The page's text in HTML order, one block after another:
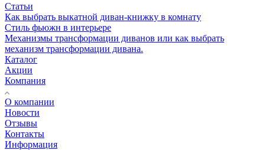
Статьи
Как выбрать выкатной диван-книжку в комнату
Стиль фьюжн в интерьере
Механизмы трансформации диванов или как выбрать
механизм трансформации дивана.
Каталог
Акции
Компания
О компании
Новости
Отзывы
Контакты
Информация